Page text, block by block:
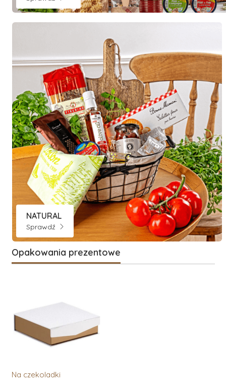
NATURAL
Sprawdź
Opakowania prezentowe
Na czekoladki